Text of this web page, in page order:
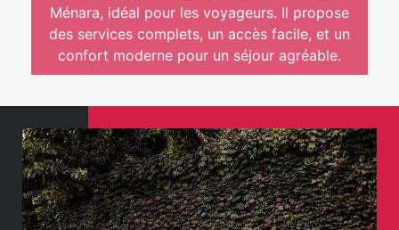
Ménara, idéal pour les voyageurs. Il propose
des services complets, un accès facile, et un
confort moderne pour un séjour agréable.